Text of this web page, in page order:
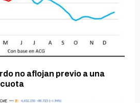
no aflojan previo a una